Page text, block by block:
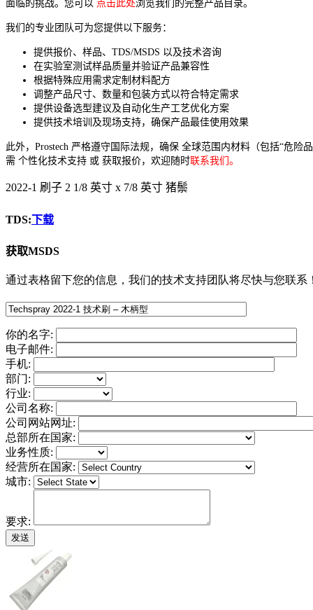
面临的挑战。您可以 点击此处浏览我们的完整产品目录。
我们的专业团队可为您提供以下服务：
提供报价、样品、TDS/MSDS 以及技术咨询
在实验室测试样品质量并验证产品兼容性
根据特殊应用需求定制材料配方
调整产品尺寸、数量和包装方式以符合特定需求
提供设备选型建议及自动化生产工艺优化方案
提供技术培训及现场支持，确保产品最佳使用效果
此外，Prostech 严格遵守国际法规，确保 全球范围内材料（包括“危险
需 个性化技术支持 或 获取报价，欢迎随时联系我们。
2022-1 刷子 2 1/8 英寸 x 7/8 英寸 猪鬃
TDS:下载
获取MSDS
通过表格留下您的信息，我们的技术支持团队将尽快与您联系
你的名字:
电子邮件:
手机:
部门:
行业:
公司名称:
公司网站网址:
总部所在国家:
业务性质:
经营所在国家:
城市:
要求: